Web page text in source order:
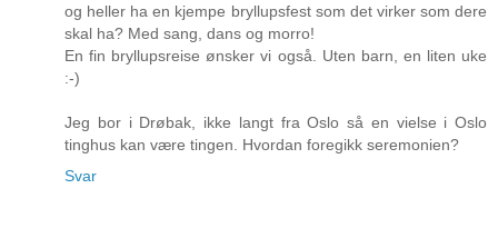
og heller ha en kjempe bryllupsfest som det virker som dere
skal ha? Med sang, dans og morro!
En fin bryllupsreise ønsker vi også. Uten barn, en liten uke
:-)
Jeg bor i Drøbak, ikke langt fra Oslo så en vielse i Oslo
tinghus kan være tingen. Hvordan foregikk seremonien?
Svar